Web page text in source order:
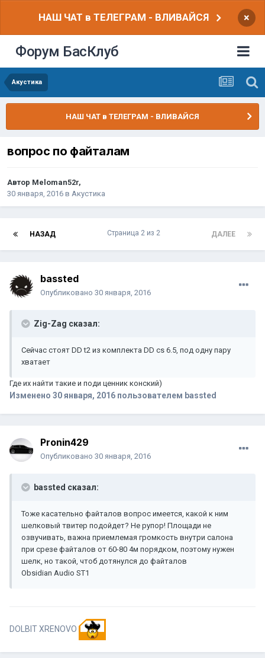
НАШ ЧАТ в ТЕЛЕГРАМ - ВЛИВАЙСЯ ×
Форум БасКлуб
Акустика
НАШ ЧАТ в ТЕЛЕГРАМ - ВЛИВАЙСЯ
вопрос по файталам
Автор Meloman52r,
30 января, 2016 в Акустика
НАЗАД ДАЛЕЕ
Страница 2 из 2
bassted
Опубликовано 30 января, 2016
Zig-Zag сказал:
Сейчас стоят DD t2 из комплекта DD cs 6.5, под одну пару
хватает
Где их найти такие и поди ценник конский)
Изменено 30 января, 2016 пользователем bassted
Pronin429
Опубликовано 30 января, 2016
bassted сказал:
Тоже касательно файталов вопрос имеется, какой к ним
шелковый твитер подойдет? Не рупор! Площади не
озвучивать, важна приемлемая громкость внутри салона
при срезе файталов от 60-80 4м порядком, поэтому нужен
шелк, но такой, чтоб дотянулся до файталов
Obsidian Audio ST1
DOLBIT XRENOVO